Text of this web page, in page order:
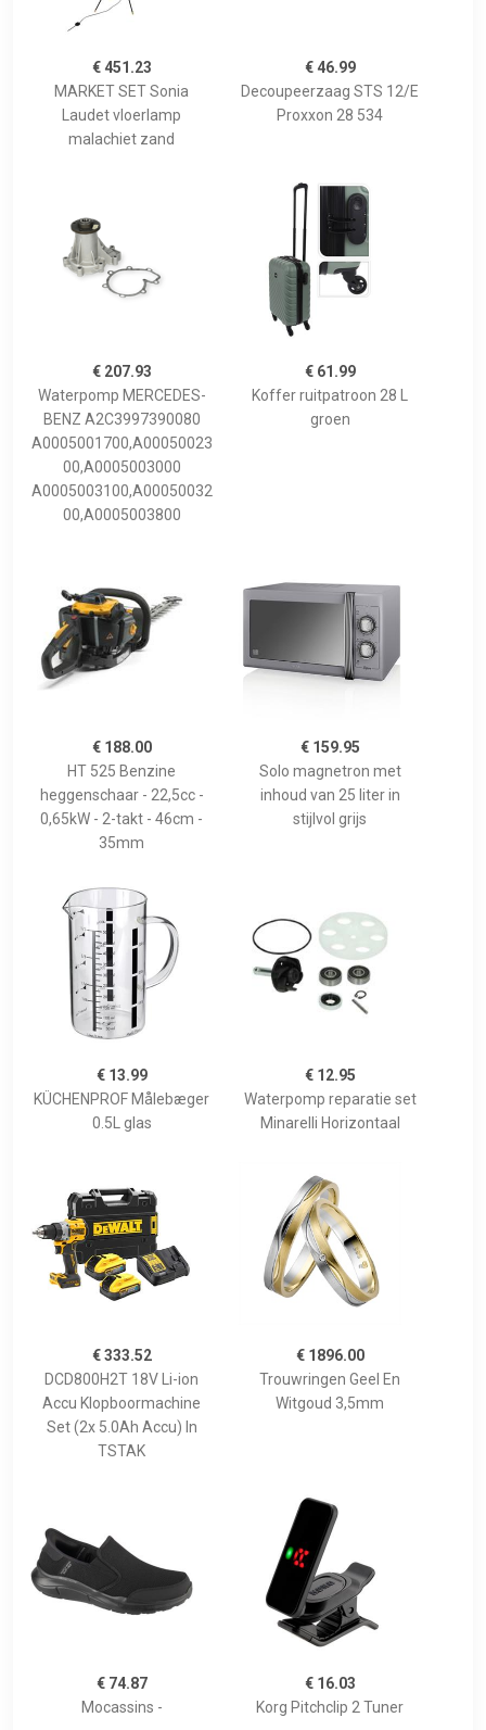
€ 451.23
MARKET SET Sonia
Laudet vloerlamp
malachiet zand
€ 46.99
Decoupeerzaag STS 12/E
Proxxon 28 534
€ 207.93
Waterpomp MERCEDES-
BENZ A2C3997390080
A0005001700,A00050023
00,A0005003000
A0005003100,A00050032
00,A0005003800
€ 61.99
Koffer ruitpatroon 28 L
groen
€ 188.00
HT 525 Benzine
heggenschaar - 22,5cc -
0,65kW - 2-takt - 46cm -
35mm
€ 159.95
Solo magnetron met
inhoud van 25 liter in
stijlvol grijs
€ 13.99
KÜCHENPROF Målebæger
0.5L glas
€ 12.95
Waterpomp reparatie set
Minarelli Horizontaal
€ 333.52
DCD800H2T 18V Li-ion
Accu Klopboormachine
Set (2x 5.0Ah Accu) In
TSTAK
€ 1896.00
Trouwringen Geel En
Witgoud 3,5mm
€ 74.87
Mocassins -
€ 16.03
Korg Pitchclip 2 Tuner